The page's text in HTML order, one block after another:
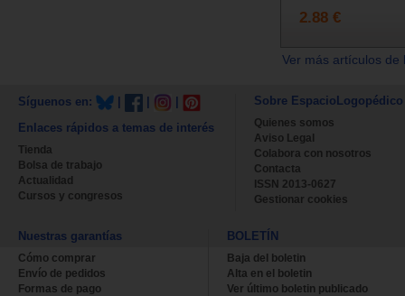
2.88 €
Ver más artículos
Síguenos en:
Enlaces rápidos a temas de interés
Tienda
Bolsa de trabajo
Actualidad
Cursos y congresos
Sobre EspacioLogopédico
Quienes somos
Aviso Legal
Colabora con nosotros
Contacta
ISSN 2013-0627
Gestionar cookies
Nuestras garantías
Cómo comprar
Envío de pedidos
Formas de pago
BOLETÍN
Baja del boletin
Alta en el boletin
Ver último boletin publicado